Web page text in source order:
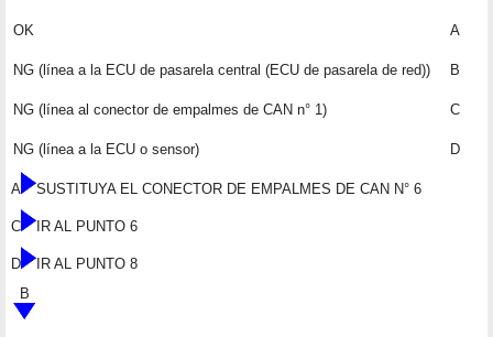
OK A
NG (línea a la ECU de pasarela central (ECU de pasarela de red)) B
NG (línea al conector de empalmes de CAN n° 1) C
NG (línea a la ECU o sensor) D
A SUSTITUYA EL CONECTOR DE EMPALMES DE CAN N° 6
C IR AL PUNTO 6
D
IR AL PUNTO 8
B